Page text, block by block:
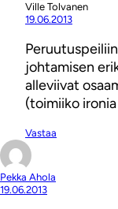
Ville Tolvanen
19.06.2013
johtamisen
alleviivat
(toimiiko
Vastaa
Pekka Ahola
19.06.2013